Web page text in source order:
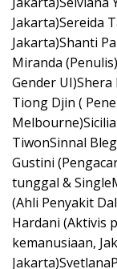
Jakarta)Sereida
Jakarta)Shanti
Miranda
Gender
Tiong Djin (
TiwonSinnal
Gustini
tunggal &
(Ahli Penyakit
Hardani (Aktivis
kemanusiaan,